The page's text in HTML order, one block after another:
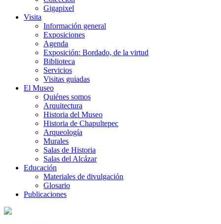
Gigapixel
Visita
Información general
Exposiciones
Agenda
Exposición: Bordado, de la virtud
Biblioteca
Servicios
Visitas guiadas
El Museo
Quiénes somos
Arquitectura
Historia del Museo
Historia de Chapultepec
Arqueología
Murales
Salas de Historia
Salas del Alcázar
Educación
Materiales de divulgación
Glosario
Publicaciones